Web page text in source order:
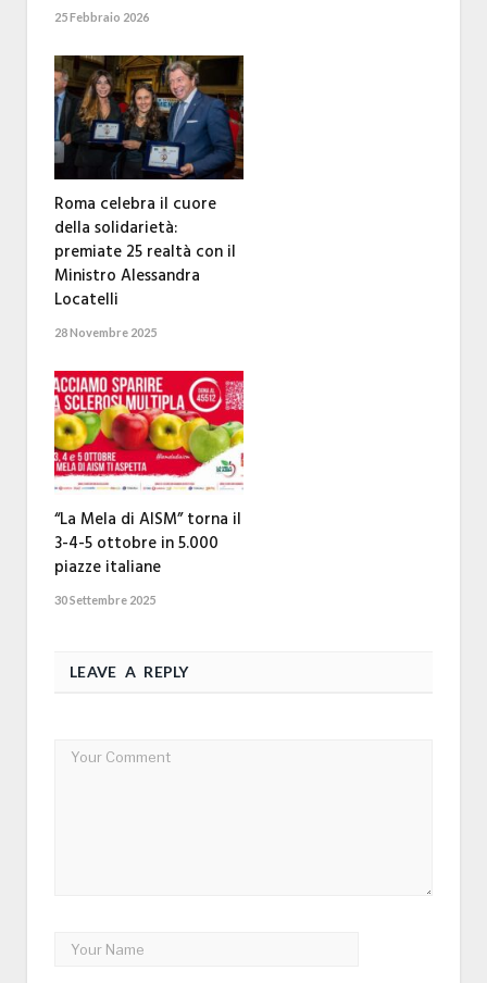
25 Febbraio 2026
Roma celebra il cuore
della solidarietà:
premiate 25 realtà con il
Ministro Alessandra
Locatelli
28 Novembre 2025
“La Mela di AISM” torna il
3-4-5 ottobre in 5.000
piazze italiane
30 Settembre 2025
LEAVE A REPLY